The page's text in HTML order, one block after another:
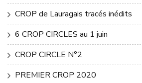
CROP de Lauragais tracés inédits
6 CROP CIRCLES au 1 juin
CROP CIRCLE N°2
PREMIER CROP 2020